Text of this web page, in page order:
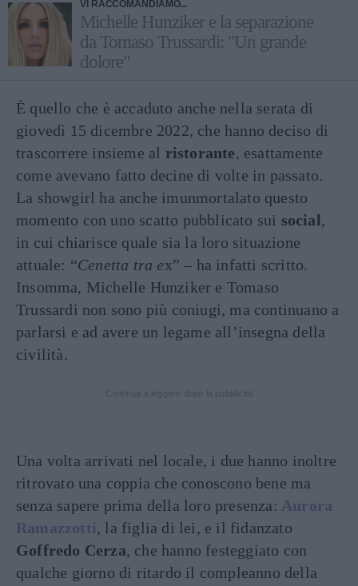
VI RACCOMANDIAMO...
Michelle Hunziker e la separazione
da Tomaso Trussardi: "Un grande
dolore"
È quello che è accaduto anche nella serata di
giovedì 15 dicembre 2022, che hanno deciso di
trascorrere insieme al ristorante, esattamente
come avevano fatto decine di volte in passato.
La showgirl ha anche imunmortalato questo
momento con uno scatto pubblicato sui social,
in cui chiarisce quale sia la loro situazione
attuale: “Cenetta tra ex” – ha infatti scritto.
Insomma, Michelle Hunziker e Tomaso
Trussardi non sono più coniugi, ma continuano a
parlarsi e ad avere un legame all’insegna della
civilità.
Una volta arrivati nel locale, i due hanno inoltre
ritrovato una coppia che conoscono bene ma
senza sapere prima della loro presenza: Aurora
Ramazzotti, la figlia di lei, e il fidanzato
Goffredo Cerza, che hanno festeggiato con
qualche giorno di ritardo il compleanno della